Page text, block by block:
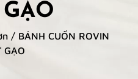
/ BÁNH CUỐN ROVIN
GẠO